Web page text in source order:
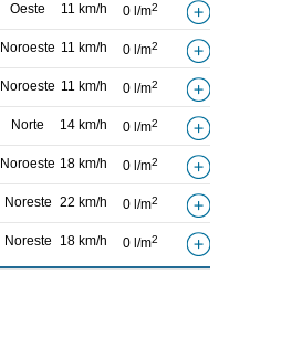
Oeste 11 km/h 0 l/m2
Noroeste 11 km/h 0 l/m2
Noroeste 11 km/h 0 l/m2
Norte 14 km/h 0 l/m2
Noroeste 18 km/h 0 l/m2
Noreste 22 km/h 0 l/m2
Noreste 18 km/h 0 l/m2